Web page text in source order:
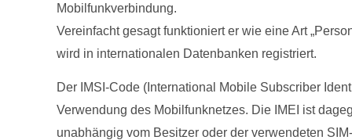
Mobilfunkverbindung.
Vereinfacht gesagt funktioniert er wie eine Art
wird in internationalen Datenbanken registriert.
Der IMSI-Code (International Mobile Subscriber
Verwendung des Mobilfunknetzes. Die IMEI ist
unabhängig vom Besitzer oder der verwendeten